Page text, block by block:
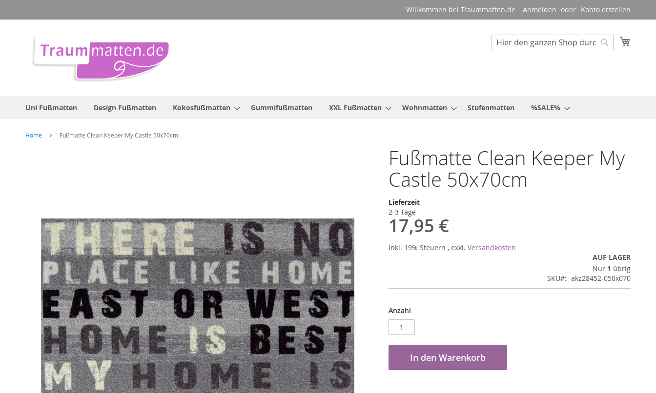
zum
Willkommen bei Traummatten.de Anmelden Konto erstellen
Suche
Uni Fußmatten Design Fußmatten Kokosfußmatten Gummifußmatten XXL Fußmatten Wohnmatten Stufenmatten %SALE%
Home Fußmatte Clean Keeper My Castle 50x70cm
Fußmatte Clean Keeper My
Castle 50x70cm
Lieferzeit
2-3 Tage
17,95 €
Inkl. 19% Steuern , exkl. Versandkosten
AUF LAGER
Nur 1 übrig
SKU
akz28452-050x070
Anzahl
In den Warenkorb